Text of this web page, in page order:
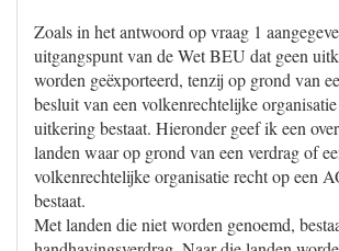
Zoals in het antwoord op vraag 1
uitgangspunt van de Wet BEU dat geen
worden geëxporteerd, tenzij op grond van
besluit van een volkenrechtelijke
uitkering bestaat. Hieronder geef ik een
landen waar op grond van een verdrag of
volkenrechtelijke organisatie recht op een
bestaat.
Met landen die niet worden genoemd,